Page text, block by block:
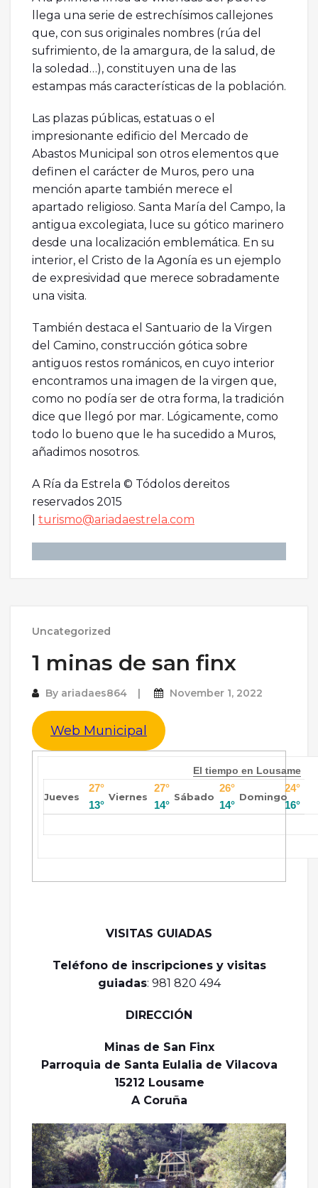
llega una serie de estrechísimos callejones
que, con sus originales nombres (rúa del
sufrimiento, de la amargura, de la salud, de
la soledad…), constituyen una de las
estampas más características de la población.
Las plazas públicas, estatuas o el
impresionante edificio del Mercado de
Abastos Municipal son otros elementos que
definen el carácter de Muros, pero una
mención aparte también merece el
apartado religioso. Santa María del Campo, la
antigua excolegiata, luce su gótico marinero
desde una localización emblemática. En su
interior, el Cristo de la Agonía es un ejemplo
de expresividad que merece sobradamente
una visita.
También destaca el Santuario de la Virgen
del Camino, construcción gótica sobre
antiguos restos románicos, en cuyo interior
encontramos una imagen de la virgen que,
como no podía ser de otra forma, la tradición
dice que llegó por mar. Lógicamente, como
todo lo bueno que le ha sucedido a Muros,
añadimos nosotros.
A Ría da Estrela © Tódolos dereitos
reservados 2015
turismo@ariadaestrela.com
Uncategorized
1 minas de san finx
By ariadaes864 November 1, 2022
Web Municipal
El tiempo en Lousame
Jueves
27°
13°
Viernes
27°
14°
Sábado
26°
14°
Domingo
24°
16°
VISITAS GUIADAS
Teléfono de inscripciones y visitas
guiadas: 981 820 494
DIRECCIÓN
Minas de San Finx
Parroquia de Santa Eulalia de Vilacova
15212 Lousame
A Coruña